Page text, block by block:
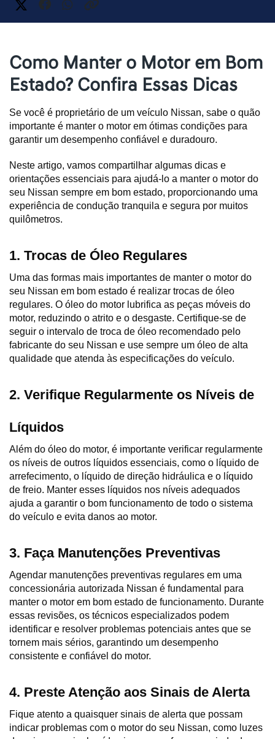
Como Manter o Motor em Bom
Estado? Confira Essas Dicas
Se você é proprietário de um veículo Nissan, sabe o quão
importante é manter o motor em ótimas condições para
garantir um desempenho confiável e duradouro.
Neste artigo, vamos compartilhar algumas dicas e
orientações essenciais para ajudá-lo a manter o motor do
seu Nissan sempre em bom estado, proporcionando uma
experiência de condução tranquila e segura por muitos
quilômetros.
1. Trocas de Óleo Regulares
Uma das formas mais importantes de manter o motor do
seu Nissan em bom estado é realizar trocas de óleo
regulares. O óleo do motor lubrifica as peças móveis do
motor, reduzindo o atrito e o desgaste. Certifique-se de
seguir o intervalo de troca de óleo recomendado pelo
fabricante do seu Nissan e use sempre um óleo de alta
qualidade que atenda às especificações do veículo.
2. Verifique Regularmente os Níveis de
Líquidos
Além do óleo do motor, é importante verificar regularmente
os níveis de outros líquidos essenciais, como o líquido de
arrefecimento, o líquido de direção hidráulica e o líquido
de freio. Manter esses líquidos nos níveis adequados
ajuda a garantir o bom funcionamento de todo o sistema
do veículo e evita danos ao motor.
3. Faça Manutenções Preventivas
Agendar manutenções preventivas regulares em uma
concessionária autorizada Nissan é fundamental para
manter o motor em bom estado de funcionamento. Durante
essas revisões, os técnicos especializados podem
identificar e resolver problemas potenciais antes que se
tornem mais sérios, garantindo um desempenho
consistente e confiável do motor.
4. Preste Atenção aos Sinais de Alerta
Fique atento a quaisquer sinais de alerta que possam
indicar problemas com o motor do seu Nissan, como luzes